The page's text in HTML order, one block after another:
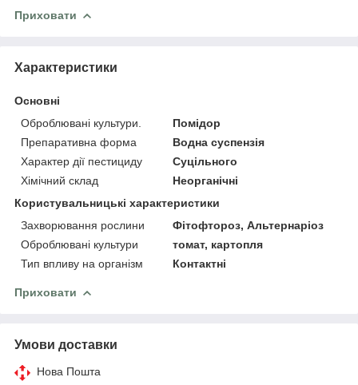
Приховати
Характеристики
Основні
Оброблювані культури.
Помідор
Препаративна форма
Водна суспензія
Характер дії пестициду
Суцільного
Хімічний склад
Неорганічні
Користувальницькі характеристики
Захворювання рослини
Фітофтороз, Альтернаріоз
Оброблювані культури
томат, картопля
Тип впливу на організм
Контактні
Приховати
Умови доставки
Нова Пошта